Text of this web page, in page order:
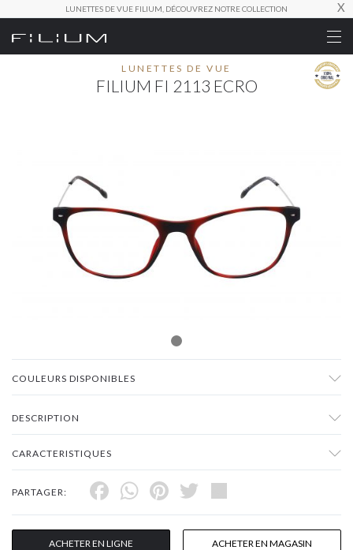
LUNETTES DE VUE FILIUM, DÉCOUVREZ NOTRE COLLECTION X
LUNETTES DE VUE
FILIUM FI 2113 ECRO
COULEURS DISPONIBLES
DESCRIPTION
CARACTERISTIQUES
PARTAGER: Facebook
WhatsApp
Pinterest
Twitter
ACHETER EN LIGNE ACHETER EN MAGASIN